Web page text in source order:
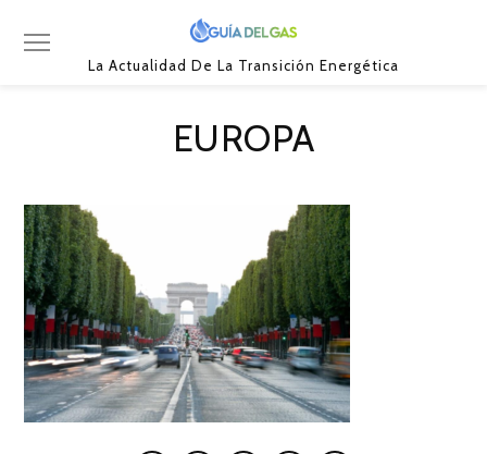
La Actualidad De La Transición Energética
EUROPA